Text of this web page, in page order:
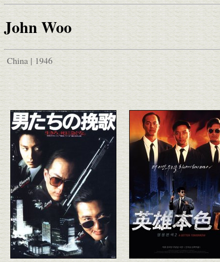
John Woo
China | 1946